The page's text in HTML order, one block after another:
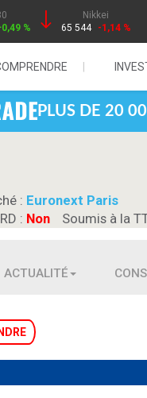
%
Nikkei
65 544 -1,14 %
PLUS DE 20
: Euronext Paris
: Non Soumis à la
ACTUALITÉ